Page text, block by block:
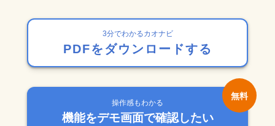
3分でわかるカオナビ
PDFをダウンロードする
操作感もわかる
機能をデモ画面で確認したい